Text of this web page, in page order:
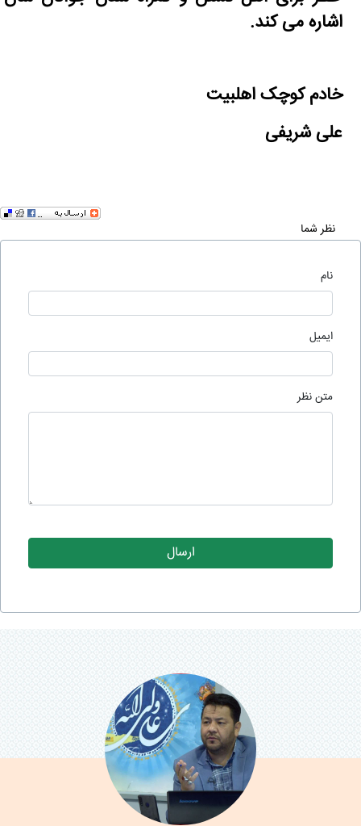
اشاره می کند.
خادم کوچک اهلبیت
علی شریفی
نظر شما
نام
ایمیل
متن نظر